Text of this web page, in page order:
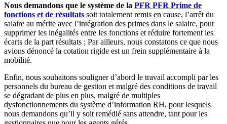
Nous demandons que le système de la PFR PFR Prime de
fonctions et de résultats soit totalement remis en cause, l’arrêt du
salaire au mérite avec l’intégration des primes dans le salaire, pour
supprimer les inégalités entre les fonctions et réduire fortement les
écarts de la part résultats ; Par ailleurs, nous constatons ce que nous
avions dénoncé la cotation rigide est un frein supplémentaire à la
mobilité.
Enfin, nous souhaitons souligner d’abord le travail accompli par les
personnels du bureau de gestion et malgré des conditions de travail
se dégradant de plus en plus, malgré de multiples
dysfonctionnements du système d’information RH, pour lesquels
nous demandons qu’il y soit remédié sans attendre, tant pour les